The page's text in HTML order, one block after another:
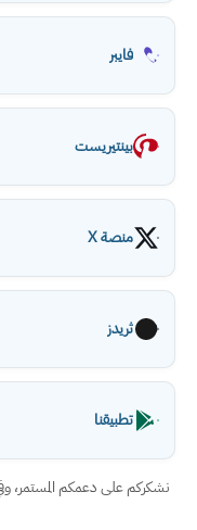
فايبر
بينتيريست
منصة X
ثريدز
تطبيقنا
نشكركم على دعمكم المستمر،